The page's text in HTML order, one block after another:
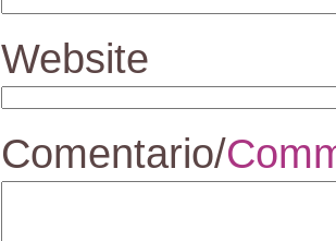
Website
Comentario/